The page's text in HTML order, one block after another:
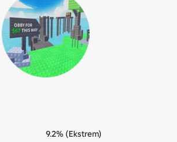
9.2% (Ekstrem)